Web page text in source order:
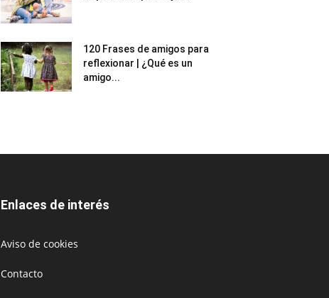
120 Frases de amigos para
reflexionar | ¿Qué es un
amigo...
Enlaces de interés
Aviso de cookies
Contacto